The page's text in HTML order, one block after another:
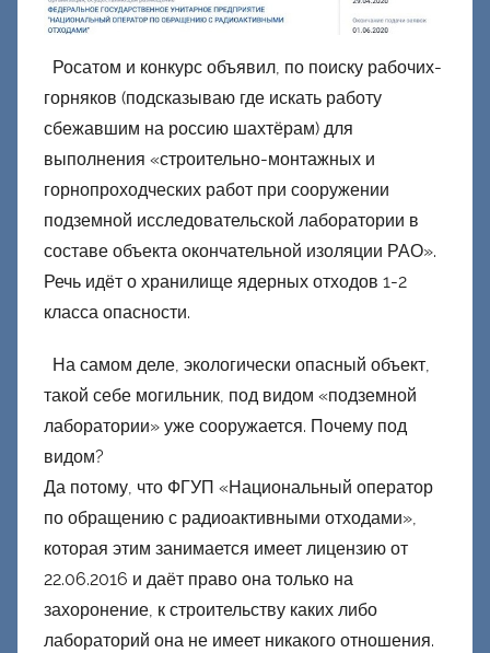
Росатом и конкурс объявил, по поиску рабочих-
горняков (подсказываю где искать работу
сбежавшим на россию шахтёрам) для
выполнения «строительно-монтажных и
горнопроходческих работ при сооружении
подземной исследовательской лаборатории в
составе объекта окончательной изоляции РАО».
Речь идёт о хранилище ядерных отходов 1-2
класса опасности.
На самом деле, экологически опасный объект,
такой себе могильник, под видом «подземной
лаборатории» уже сооружается. Почему под
видом?
Да потому, что ФГУП «Национальный оператор
по обращению с радиоактивными отходами»,
которая этим занимается имеет лицензию от
22.06.2016 и даёт право она только на
захоронение, к строительству каких либо
лабораторий она не имеет никакого отношения.